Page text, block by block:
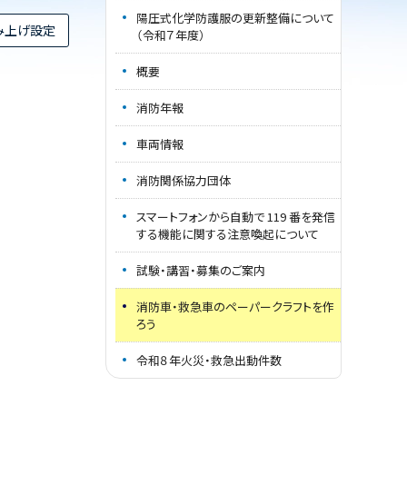
上げ設定
陽圧式化学防護服の更新整備について
（令和７年度）
概要
消防年報
車両情報
消防関係協力団体
スマートフォンから自動で 119 番を発信
する機能に関する注意喚起について
試験・講習・募集のご案内
消防車・救急車のペーパークラフトを作
ろう
令和８年火災・救急出動件数